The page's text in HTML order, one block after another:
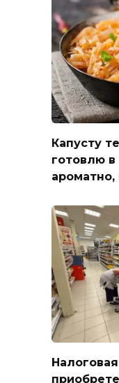
Капусту
готовлю
ароматно,